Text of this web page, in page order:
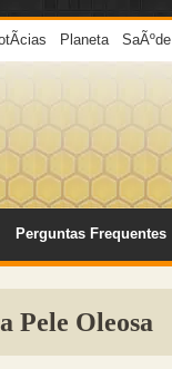
Planeta SaÃºde
Perguntas Frequentes
Pele Oleosa